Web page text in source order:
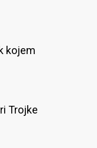
kojem
Trojke